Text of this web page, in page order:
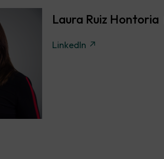
Laura Ruiz Hontoria
LinkedIn ↗